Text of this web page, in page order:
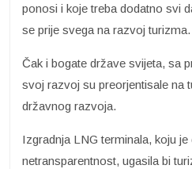
ponosi i koje treba dodatno svi
se prije svega na razvoj turizma.
Čak i bogate države svijeta, sa
svoj razvoj su preorjentisale na
državnog razvoja.
Izgradnja LNG terminala, koju
netransparentnost, ugasila bi